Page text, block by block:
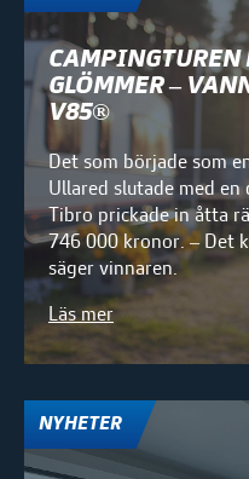
CAMPINGTUREN
GLÖMMER –
V85®
Det som började som
Ullared slutade med
Tibro prickade in åtta
746 000 kronor. – Det
säger vinnaren.
Läs mer
NYHETER